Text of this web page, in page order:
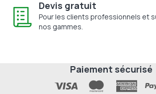
Devis gratuit
Pour les clients professionnels et
nos gammes.
Paiement sécurisé